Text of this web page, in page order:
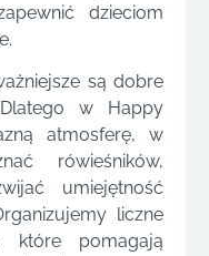
dzieciom
są dobre
w Happy
atmosferę, w
rówieśników,
umiejętność
liczne
które pomagają